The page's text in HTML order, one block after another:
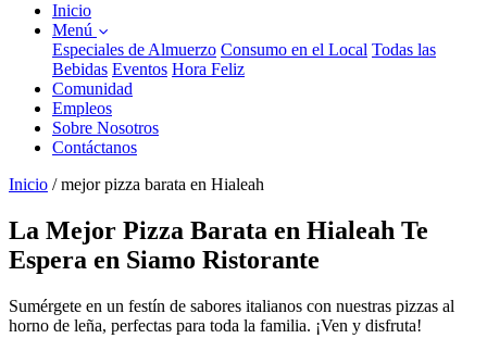
Inicio
Menú
Especiales de Almuerzo Consumo en el Local Todas las
Bebidas Eventos Hora Feliz
Comunidad
Empleos
Sobre Nosotros
Contáctanos
Inicio / mejor pizza barata en Hialeah
La Mejor Pizza Barata en Hialeah Te
Espera en Siamo Ristorante
Sumérgete en un festín de sabores italianos con nuestras pizzas al
horno de leña, perfectas para toda la familia. ¡Ven y disfruta!